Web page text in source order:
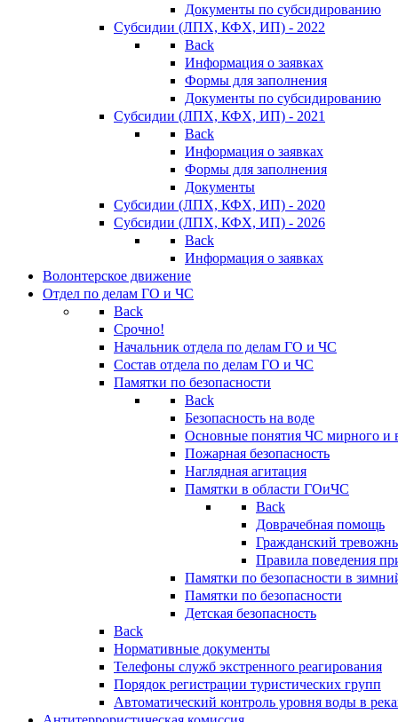
Документы по субсидированию
Субсидии (ЛПХ, КФХ, ИП) - 2022
Back
Информация о заявках
Формы для заполнения
Документы по субсидированию
Субсидии (ЛПХ, КФХ, ИП) - 2021
Back
Информация о заявках
Формы для заполнения
Документы
Субсидии (ЛПХ, КФХ, ИП) - 2020
Субсидии (ЛПХ, КФХ, ИП) - 2026
Back
Информация о заявках
Волонтерское движение
Отдел по делам ГО и ЧС
Back
Срочно!
Начальник отдела по делам ГО и ЧС
Состав отдела по делам ГО и ЧС
Памятки по безопасности
Back
Безопасность на воде
Основные понятия ЧС мирного и
Пожарная безопасность
Наглядная агитация
Памятки в области ГОиЧС
Back
Доврачебная помощь
Гражданский
Правила поведения
Памятки по безопасности в
Памятки по безопасности
Детская безопасность
Back
Нормативные документы
Телефоны служб экстренного реагирования
Порядок регистрации туристических групп
Автоматический контроль уровня воды в